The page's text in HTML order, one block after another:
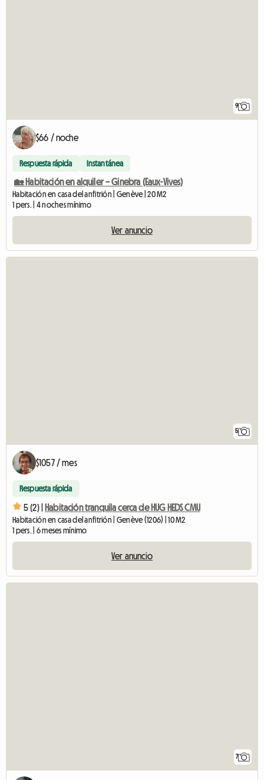
9
$66 / noche
Respuesta rápida Instantánea
🏡 Habitación en alquiler – Ginebra (Eaux-Vives)
Habitación en casa del anfitrión | Genève | 20 M2
1 pers. | 4 noches mínimo
Ver anuncio
5
$1057 / mes
Respuesta rápida
5 (2) | Habitación tranquila cerca de HUG HEDS CMU
Habitación en casa del anfitrión | Genève (1206) | 10 M2
1 pers. | 6 meses mínimo
Ver anuncio
7